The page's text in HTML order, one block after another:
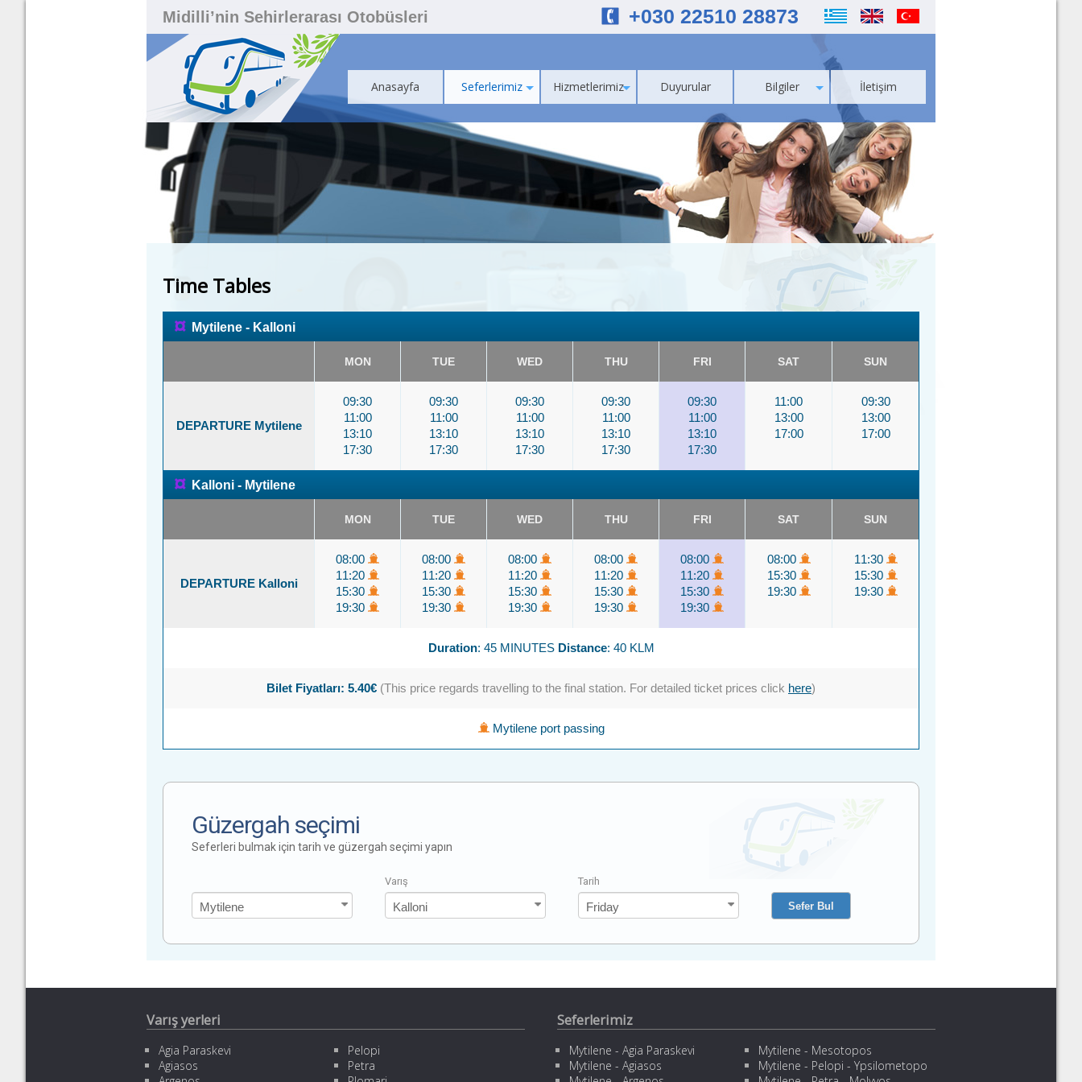
Midilli’nin Sehirlerarası Otobüsleri +030 22510 28873
Anasayfa Seferlerimiz Hizmetlerimiz Duyurular Bilgiler İletişim
Time Tables
¤ Mytilene - Kalloni
MON TUE WED THU FRI SAT SUN
DEPARTURE Mytilene
09:30
11:00
13:10
17:30
09:30
11:00
13:10
17:30
09:30
11:00
13:10
17:30
09:30
11:00
13:10
17:30
09:30
11:00
13:10
17:30
11:00
13:00
17:00
09:30
13:00
17:00
¤ Kalloni - Mytilene
MON TUE WED THU FRI SAT SUN
DEPARTURE Kalloni
08:00
11:20
15:30
19:30
08:00
11:20
15:30
19:30
08:00
11:20
15:30
19:30
08:00
11:20
15:30
19:30
08:00
11:20
15:30
19:30
08:00
15:30
19:30
11:30
15:30
19:30
Duration: 45 MINUTES Distance: 40 KLM
Bilet Fiyatları: 5.40€ (This price regards travelling to the final station. For detailed ticket prices click here)
Mytilene port passing
Güzergah seçimi
Seferleri bulmak için tarih ve güzergah seçimi yapın
Varış Tarih
Varış yerleri Seferlerimiz
Agia Paraskevi
Agiasos
Pelopi
Petra
Mytilene - Agia Paraskevi
Mytilene - Agiasos
Mytilene - Mesotopos
Mytilene - Pelopi - Ypsilometopo